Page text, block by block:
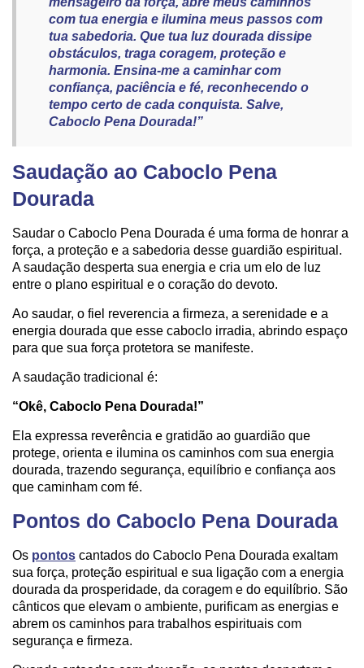
com tua energia e ilumina meus passos com
tua sabedoria. Que tua luz dourada dissipe
obstáculos, traga coragem, proteção e
harmonia. Ensina-me a caminhar com
confiança, paciência e fé, reconhecendo o
tempo certo de cada conquista. Salve,
Caboclo Pena Dourada!”
Saudação ao Caboclo Pena
Dourada
Saudar o Caboclo Pena Dourada é uma forma de honrar a
força, a proteção e a sabedoria desse guardião espiritual.
A saudação desperta sua energia e cria um elo de luz
entre o plano espiritual e o coração do devoto.
Ao saudar, o fiel reverencia a firmeza, a serenidade e a
energia dourada que esse caboclo irradia, abrindo espaço
para que sua força protetora se manifeste.
A saudação tradicional é:
“Okê, Caboclo Pena Dourada!”
Ela expressa reverência e gratidão ao guardião que
protege, orienta e ilumina os caminhos com sua energia
dourada, trazendo segurança, equilíbrio e confiança aos
que caminham com fé.
Pontos do Caboclo Pena Dourada
Os pontos cantados do Caboclo Pena Dourada exaltam
sua força, proteção espiritual e sua ligação com a energia
dourada da prosperidade, da coragem e do equilíbrio. São
cânticos que elevam o ambiente, purificam as energias e
abrem os caminhos para trabalhos espirituais com
segurança e firmeza.